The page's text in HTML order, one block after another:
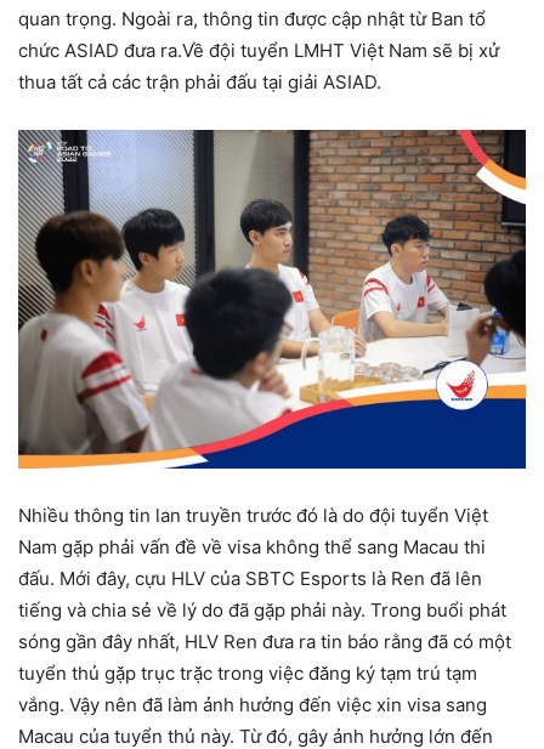
quan trọng. Ngoài ra, thông tin được cập nhật từ Ban tổ
chức ASIAD đưa ra.Về đội tuyển LMHT Việt Nam sẽ bị xử
thua tất cả các trận phải đấu tại giải ASIAD.
Nhiều thông tin lan truyền trước đó là do đội tuyển Việt
Nam gặp phải vấn đề về visa không thể sang Macau thi
đấu. Mới đây, cựu HLV của SBTC Esports là Ren đã lên
tiếng và chia sẻ về lý do đã gặp phải này. Trong buổi phát
sóng gần đây nhất, HLV Ren đưa ra tin báo rằng đã có một
tuyển thủ gặp trục trặc trong việc đăng ký tạm trú tạm
vắng. Vậy nên đã làm ảnh hưởng đến việc xin visa sang
Macau của tuyển thủ này. Từ đó, gây ảnh hưởng lớn đến